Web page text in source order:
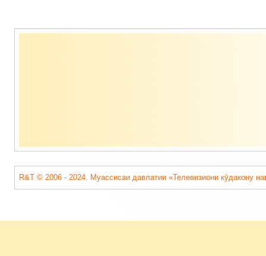
Содержимое
R&T © 2006 - 2024. Муассисаи давлатии «Телевизиони кӯдакону